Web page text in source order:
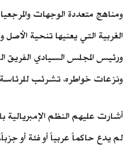
ومناهج متعددة الوجهات
الغربية التي يعنيها تنحية
ورئيس المجلس السيادي الفريق
ونزعات خواطره، تشرئب للرئاسة
أشارت عليهم النظم الإمبريالية
لم يدع حاكماً عربياً أو فئة أو